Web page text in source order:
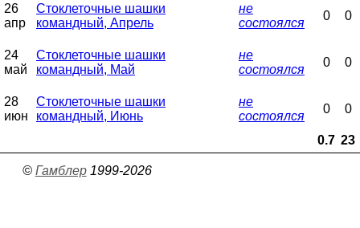
26
апр
Стоклеточные шашки
командный, Апрель
не
состоялся
0 0
24
май
Стоклеточные шашки
командный, Май
не
состоялся
0 0
28
июн
Стоклеточные шашки
командный, Июнь
не
состоялся
0 0
0.7 23
© Гамблер1999-2026